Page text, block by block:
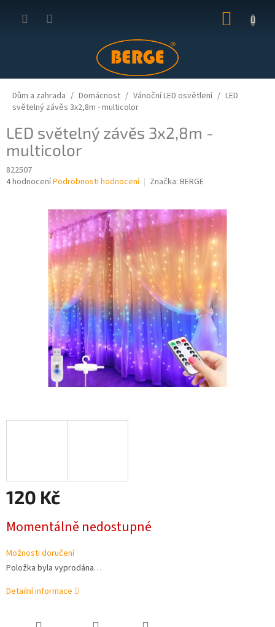
KOŠÍK
Dům a zahrada Domácnost Vánoční LED osvětlení
LED
světelný závěs 3x2,8m - multicolor
LED světelný závěs 3x2,8m -
multicolor
822507
Průměrné
4 hodnoceníPodrobnosti hodnocení Značka: BERGE
120 Kč
cena:
Momentálně nedostupné
Možnosti doručení
Položka byla vyprodána…
Detailní informace